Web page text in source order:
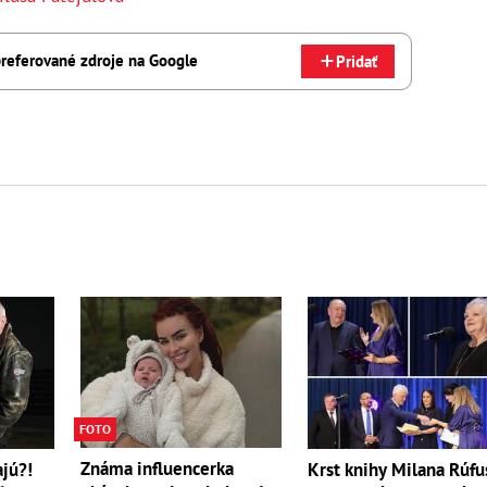
zdroje na Google Pridať
FOTO
Známa influencerka
Krst knihy Milana